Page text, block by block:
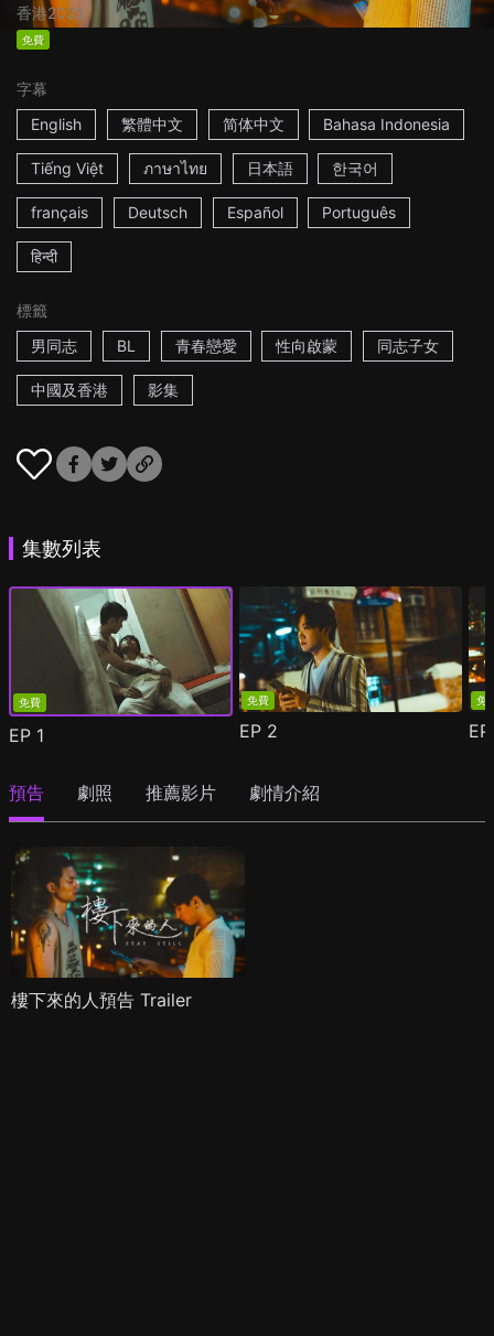
香港2023
免費
字幕
English
繁體中文 简体中文 Bahasa Indonesia
Tiếng Việt ภาษาไทย 日本語 한국어
français Deutsch Español Português
हिन्दी
標籤
男同志
BL 青春戀愛 性向啟蒙 同志子女
中國及香港 影集
集數列表
免費
EP 1
免費
EP 2
免
預告 劇照 推薦影片 劇情介紹
樓下來的人預告 Trailer